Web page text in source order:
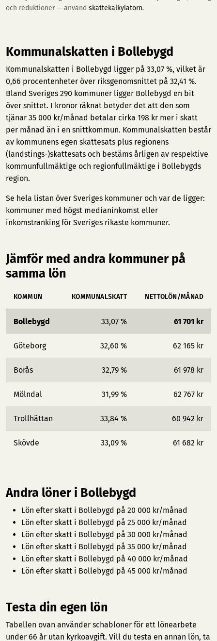
och reduktioner — använd skattekalkylatorn.
Kommunalskatten i Bollebygd
Kommunalskatten i Bollebygd ligger på 33,07 %, vilket är
0,66 procentenheter över riksgenomsnittet på 32,41 %.
Bland Sveriges 290 kommuner ligger Bollebygd en bit
över snittet. I kronor räknat betyder det att den som
tjänar 35 000 kr/månad betalar cirka 198 kr mer i skatt
per månad än i en snittkommun. Kommunalskatten består
av kommunens egen skattesats plus regionens
(landstings-)skattesats och bestäms årligen av respektive
kommunfullmäktige och regionfullmäktige i Bollebygds
region.
Se hela listan över Sveriges kommuner och var de ligger:
kommuner med högst medianinkomst eller
inkomstranking för Sveriges rikaste kommuner.
Jämför med andra kommuner på
samma lön
KOMMUN KOMMUNALSKATT NETTOLÖN/MÅNAD
Bollebygd 33,07 % 61 701 kr
Göteborg 32,60 % 62 165 kr
Borås 32,79 % 61 978 kr
Mölndal 31,99 % 62 767 kr
Trollhättan 33,84 % 60 942 kr
Skövde 33,09 % 61 682 kr
Andra löner i Bollebygd
Lön efter skatt i Bollebygd på 20 000 kr/månad
Lön efter skatt i Bollebygd på 25 000 kr/månad
Lön efter skatt i Bollebygd på 30 000 kr/månad
Lön efter skatt i Bollebygd på 35 000 kr/månad
Lön efter skatt i Bollebygd på 40 000 kr/månad
Lön efter skatt i Bollebygd på 45 000 kr/månad
Testa din egen lön
Tabellen ovan använder schabloner för ett lönearbete
under 66 år utan kyrkoavgift. Vill du testa en annan lön, ta